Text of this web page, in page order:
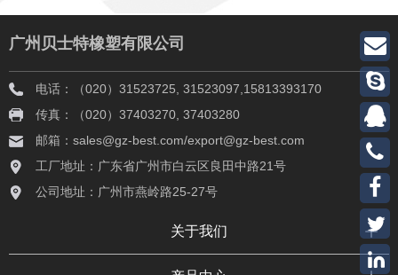
广州贝士特橡塑有限公司
电话：（020）31523725, 31523097,15813393170
传真：（020）37403270, 37403280
邮箱：sales@gz-best.com/export@gz-best.com
工厂地址：广东省广州市白云区良田中路21号
公司地址：广州市燕岭路25-27号
关于我们